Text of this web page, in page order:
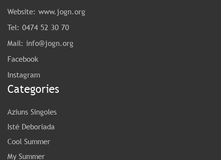
Website: www.jogn.org
Tel: 0474 52 30 70
Mail: info@jogn.org
Facebook
Instagram
Categories
Aziuns Singoles
Isté Deboriada
Cool Summer
My Summer